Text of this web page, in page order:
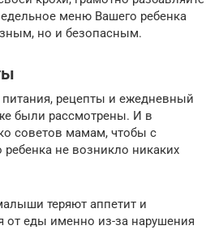
меню Вашего ребенка
но и безопасным.
рецепты и ежедневный
были рассмотрены. И в
советов мамам, чтобы с
ребенка не возникло никаких
теряют аппетит и
от еды именно из-за нарушения